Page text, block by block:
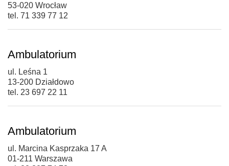
53-020 Wrocław
tel. 71 339 77 12
Ambulatorium
ul. Leśna 1
13-200 Działdowo
tel. 23 697 22 11
Ambulatorium
ul. Marcina Kasprzaka 17 A
01-211 Warszawa